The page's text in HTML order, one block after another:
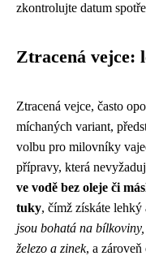
zkontrolujte datum
Ztracená vejce:
Ztracená vejce, často
míchaných variant,
volbu pro milovníky
přípravy, která
ve vodě bez oleje či
tuky, čímž získáte
jsou bohatá na
železo a zinek, a